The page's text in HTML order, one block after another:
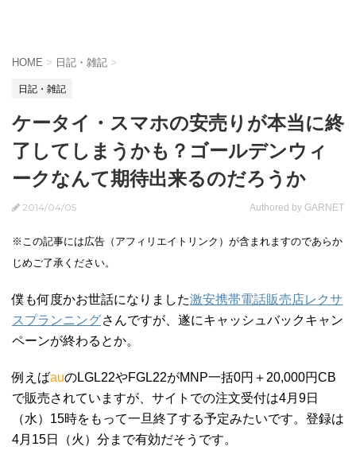
HOME > 日記・雑記 >
日記・雑記
ケータイ・スマホの安売りが本当に終
了してしまうかも？ゴールデンウィ
ークなんて期待出来るのだろうか
2014/04/05 Authored by GARNET
※この記事には広告（アフィリエイトリンク）が含まれますのであらか
じめご了承ください。
僕も何度かお世話になりました激安携帯電話販売店レクサ
スプランニングさんですが、遂にキャッシュバックキャン
ペーンが終わるとか。
例えばauのLGL22やFGL22がMNP一括0円＋20,000円CB
で販売されていますが、サイトでの注文受付は4月9日
（水）15時をもって一旦終了する予定みたいです。登録は
4月15日（火）分まで有効だそうです。